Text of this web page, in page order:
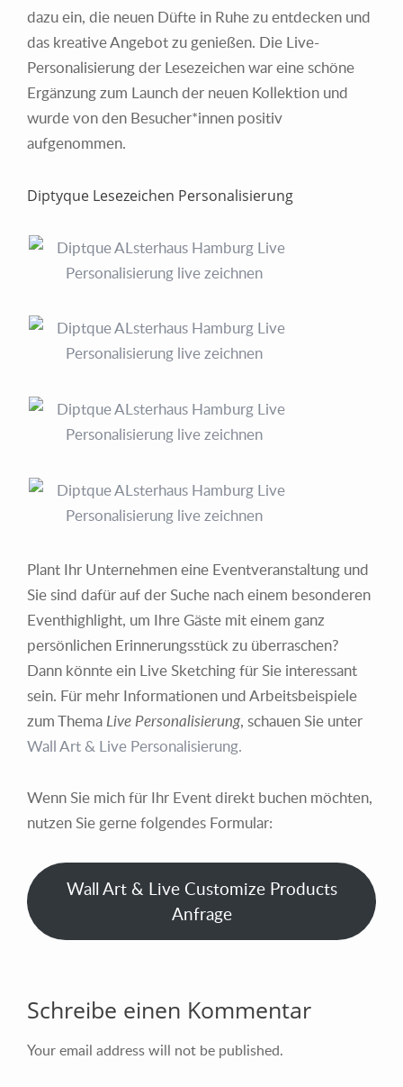
dazu ein, die neuen Düfte in Ruhe zu entdecken und
das kreative Angebot zu genießen. Die Live-
Personalisierung der Lesezeichen war eine schöne
Ergänzung zum Launch der neuen Kollektion und
wurde von den Besucher*innen positiv
aufgenommen.
Diptyque Lesezeichen Personalisierung
Plant Ihr Unternehmen eine Eventveranstaltung und
Sie sind dafür auf der Suche nach einem besonderen
Eventhighlight, um Ihre Gäste mit einem ganz
persönlichen Erinnerungsstück zu überraschen?
Dann könnte ein Live Sketching für Sie interessant
sein. Für mehr Informationen und Arbeitsbeispiele
zum Thema Live Personalisierung, schauen Sie unter
Wall Art & Live Personalisierung.
Wenn Sie mich für Ihr Event direkt buchen möchten,
nutzen Sie gerne folgendes Formular:
Wall Art & Live Customize Products
Anfrage
Schreibe einen Kommentar
Your email address will not be published.